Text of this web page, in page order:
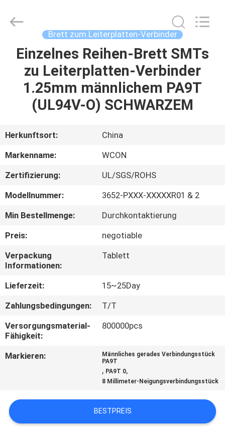
HAUS
PRODUKTE
ÜBER
UNS
AUSFLUG
QUALITÄTSKONTROLLE
TRETEN
SIE
MIT
UNS
VERBINDUNG
EIN
ZITAT
Reserved.
Brett zum Leiterplatten-Verbinder
Einzelnes Reihen-Brett SMTs
zu Leiterplatten-Verbinder
1.25mm männlichem PA9T
(UL94V-O) SCHWARZEM
Herkunftsort:
China
Markenname:
WCON
Zertifizierung:
UL/SGS/ROHS
Modellnummer:
3652-PXXX-XXXXXR01 & 2
Min Bestellmenge:
Durchkontaktierung
Preis:
negotiable
Verpackung
Informationen:
Tablett
Lieferzeit:
15~25Day
Zahlungsbedingungen:
T/T
Versorgungsmaterial-
Fähigkeit:
800000pcs
Markieren:
Männliches gerades Verbindungsstück
PA9T
, PA9T 0,
8 Millimeter-Neigungsverbindungsstück
BESTPREIS